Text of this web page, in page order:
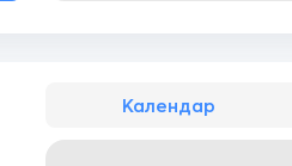
Календар